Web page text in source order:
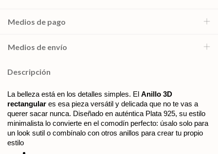
Medios de pago
Medios de envío
Descripción
La belleza está en los detalles simples. El Anillo 3D
rectangular es esa pieza versátil y delicada que no te vas a
querer sacar nunca. Diseñado en auténtica Plata 925, su estilo
minimalista lo convierte en el comodín perfecto: úsalo solo para
un look sutil o combínalo con otros anillos para crear tu propio
estilo